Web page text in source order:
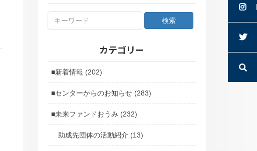
カテゴリー
■新着情報 (202)
■センターからのお知らせ (283)
■未来ファンドおうみ (232)
助成先団体の活動紹介 (13)